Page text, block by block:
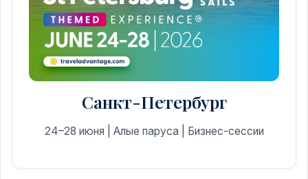
Санкт-Петербург
24–28 июня | Алые паруса | Бизнес-сессии